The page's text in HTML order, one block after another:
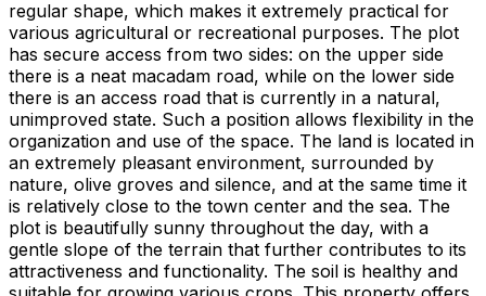
regular shape, which makes it extremely practical for
various agricultural or recreational purposes. The plot
has secure access from two sides: on the upper side
there is a neat macadam road, while on the lower side
there is an access road that is currently in a natural,
unimproved state. Such a position allows flexibility in the
organization and use of the space. The land is located in
an extremely pleasant environment, surrounded by
nature, olive groves and silence, and at the same time it
is relatively close to the town center and the sea. The
plot is beautifully sunny throughout the day, with a
gentle slope of the terrain that further contributes to its
attractiveness and functionality. The soil is healthy and